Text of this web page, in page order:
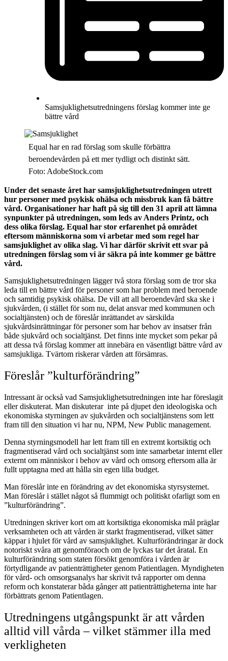
Samsjuklighets­utredningens förslag kommer inte ge
bättre vård
Equal har en rad förslag som skulle förbättra
beroendevården på ett mer tydligt och distinkt sätt.
Foto: AdobeStock.com
Under det senaste året har samsjuklighetsutredningen utrett
hur personer med psykisk ohälsa och missbruk kan få bättre
vård. Organisationer har haft på sig till den 31 april att lämna
synpunkter på utredningen, som leds av Anders Printz, och
dess olika förslag. Equal har stor erfarenhet på området
eftersom människorna som vi arbetar med som regel har
samsjuklighet av olika slag. Vi har därför skrivit ett svar på
utredningen förslag som vi är säkra på inte kommer ge bättre
vård.
Samsjuklighetsutredningen lägger två stora förslag som de tror ska
leda till en bättre vård för personer som har problem med beroende
och samtidig psykisk ohälsa. De vill att all beroendevård ska ske i
sjukvården, (i stället för som nu, delat ansvar med kommunen och
socialtjänsten) och de föreslår inrättandet av särskilda
sjukvårdsinrättningar för personer som har behov av insatser från
både sjukvård och socialtjänst. Det finns inte mycket som pekar på
att dessa två förslag kommer att innebära en väsentligt bättre vård av
samsjukliga. Tvärtom riskerar vården att försämras.
Föreslår ”kulturförändring”
Intressant är också vad Samsjuklighetsutredningen inte har föreslagit
eller diskuterat. Man diskuterar inte på djupet den ideologiska och
ekonomiska styrningen av sjukvården och socialtjänstens som lett
fram till den situation vi har nu, NPM, New Public management.
Denna styrningsmodell har lett fram till en extremt kortsiktig och
fragmentiserad vård och socialtjänst som inte samarbetar internt eller
externt om människor i behov av vård och omsorg eftersom alla är
fullt upptagna med att hålla sin egen lilla budget.
Man föreslår inte en förändring av det ekonomiska styrsystemet.
Man föreslår i stället något så flummigt och politiskt ofarligt som en
”kulturförändring”.
Utredningen skriver kort om att kortsiktiga ekonomiska mål präglar
verksamheten och att vården är starkt fragmentiserad, vilket sätter
käppar i hjulet för vård av samsjuklighet. Kulturförändringar är dock
notoriskt svåra att genomföraoch om de lyckas tar det åratal. En
kulturförändring som staten försökt genomföra i vården är
förtydligande av patienträttigheter genom Patientlagen. Myndigheten
för vård- och omsorgsanalys har skrivit två rapporter om denna
reform och konstaterar båda gånger att patienträttigheterna inte har
förbättrats genom Patientlagen.
Utredningens utgångspunkt är att vården
alltid vill vårda – vilket stämmer illa med
verkligheten